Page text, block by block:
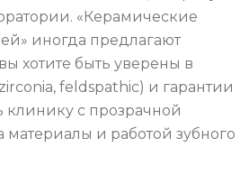
«Керамические
иногда предлагают
хотите быть уверены в
feldspathic) и гарантии
с прозрачной
и работой зубного